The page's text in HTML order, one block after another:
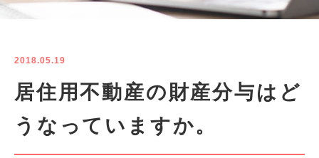
2018.05.19
居住用不動産の財産分与はど
うなっていますか。